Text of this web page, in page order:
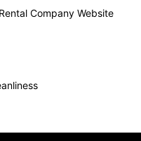
Company Website